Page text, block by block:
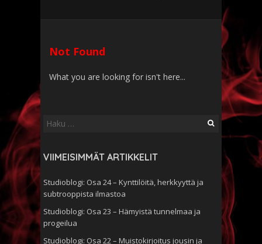
Not Found
What you are looking for isn't here...
Haku:
VIIMEISIMMÄT ARTIKKELIT
Studioblogi: Osa 24 – Kynttilöitä, herkkyyttä ja
subtrooppista ilmastoa
Studioblogi: Osa 23 – Hämyistä tunnelmaa ja
progeilua
Studioblogi: Osa 22 – Muistokirjoitus jousin ja